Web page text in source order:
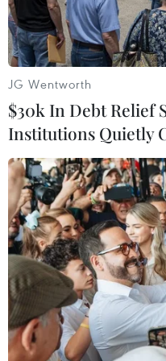
Tàu Trung Quốc tại
Ngư/Senkaku.
Kyodo đưa tin, Lực
Bản cho biết, 4 tàu
12/11 đã xâm nhập
quanh quần đảo
JG Wentworth
$30k In Debt Relief
Institutions Quietly